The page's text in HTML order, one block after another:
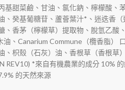
基甜菜鹼、甘油、氯化鈉、檸檬酸、
、癸基葡糖苷、蘆薈葉汁*、迷迭香（
香茅（檸檬草）提取物、脫氫乙酸
、Canarium Commune（欖香脂）
、枳殼（石灰）油、香根草（香根草
REV10) *來自有機農業的成分 10%
的天然來源